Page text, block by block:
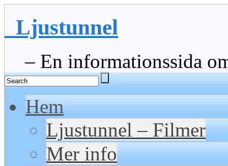
Ljustunnel
– En informationssida
Hem
Ljustunnel – Filmer
Mer info